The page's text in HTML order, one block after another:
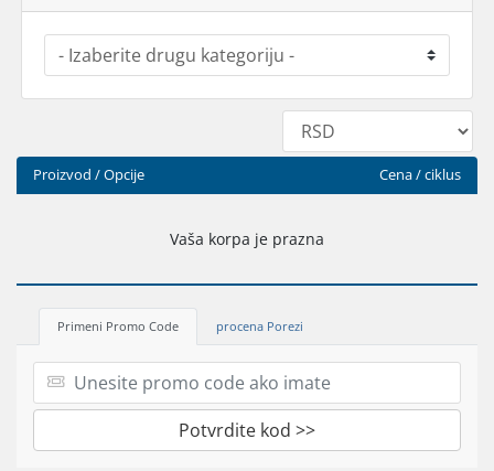
Proizvod / Opcije Cena / ciklus
Vaša korpa je prazna
Primeni Promo Code procena Porezi
Potvrdite kod >>